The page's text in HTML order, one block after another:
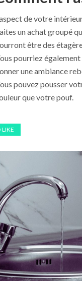
de votre
un achat groupé
être des
pourriez
une ambiance
pouvez pousser
que votre pouf.
LIKE